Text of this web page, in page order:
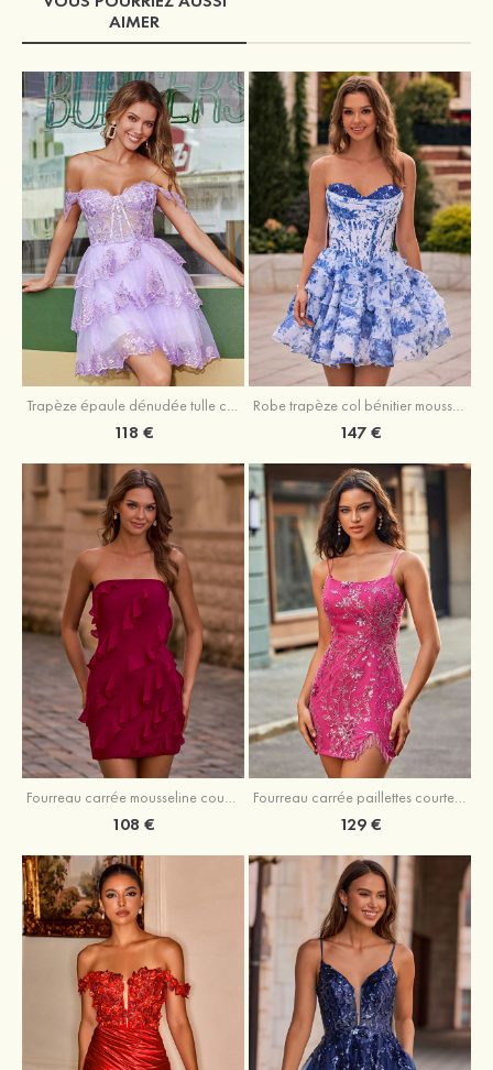
AIMER
Trapèze épaule dénudée tulle courte/mini robe de fête de la rentrée avec paillettes
118 €
Robe trapèze col bénitier mousseline courte/mini robe de fête de la rentrée avec appliqué
147 €
Fourreau carrée mousseline courte/mini robe de fête de la rentré avec volants
108 €
Fourreau carrée paillettes courte/mini robe de fête de la rentrée
129 €